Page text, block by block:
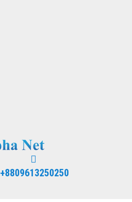
+8809613250250